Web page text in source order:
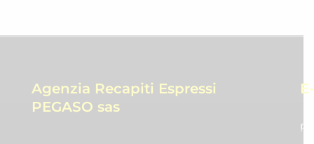
Agenzia Recapiti Espressi
PEGASO sas